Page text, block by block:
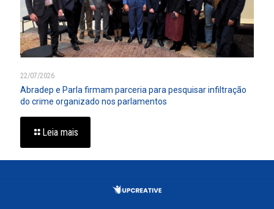
22/07/2026
Abradep e Parla firmam parceria para pesquisar infiltração
do crime organizado nos parlamentos
Leia mais